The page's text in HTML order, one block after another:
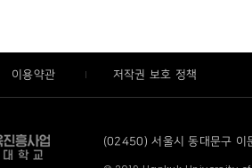
이용약관 저작권 보호 정책
(02450) 서울시 동대문구